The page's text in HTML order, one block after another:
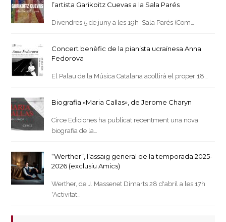
l’artista Garikoitz Cuevas a la Sala Parés
Divendres 5 de juny a les 19h Sala Parés (Com…
Concert benèfic de la pianista ucraïnesa Anna
Fedorova
El Palau de la Música Catalana acollirà el proper 18…
Biografia «Maria Callas», de Jerome Charyn
Circe Ediciones ha publicat recentment una nova
biografia de la…
“Werther”, l’assaig general de la temporada 2025-
2026 (exclusiu Amics)
Werther, de J. Massenet Dimarts 28 d'abril a les 17h
*Activitat…